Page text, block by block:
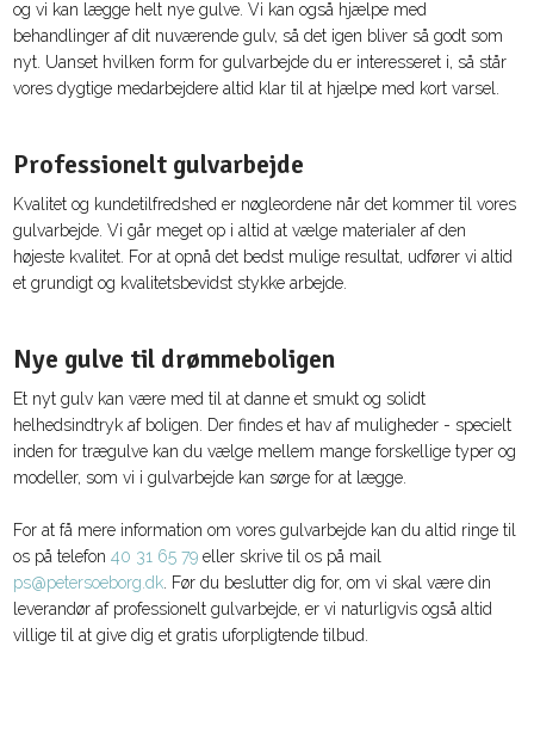
og vi kan lægge helt nye gulve. Vi kan også hjælpe med
behandlinger af dit nuværende gulv, så det igen bliver så godt som
nyt. Uanset hvilken form for gulvarbejde du er interesseret i, så står
vores dygtige medarbejdere altid klar til at hjælpe med kort varsel.
​Professionelt gulvarbejde
Kvalitet og kundetilfredshed er nøgleordene når det kommer til vores
gulvarbejde. Vi går meget op i altid at vælge materialer af den
højeste kvalitet. For at opnå det bedst mulige resultat, udfører vi altid
et grundigt og kvalitetsbevidst stykke arbejde.
​Nye gulve til drømmeboligen
Et nyt gulv kan være med til at danne et smukt og solidt
helhedsindtryk af boligen. Der findes et hav af muligheder - specielt
inden for trægulve kan du vælge mellem mange forskellige typer og
modeller, som vi i gulvarbejde kan sørge for at lægge.
​For at få mere information om vores gulvarbejde kan du altid ringe til
os på telefon 40 31 65 79eller skrive til os på mail
ps@petersoeborg.dk. Før du beslutter dig for, om vi skal være din
leverandør af professionelt gulvarbejde, er vi naturligvis også altid
villige til at give dig et gratis uforpligtende tilbud.